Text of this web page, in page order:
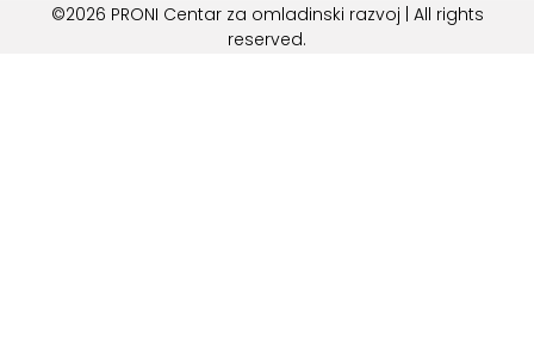
©2026 PRONI Centar za omladinski razvoj | All rights
reserved.